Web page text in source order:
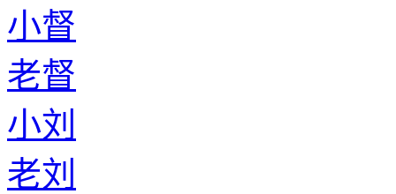
小督
老督
小刘
老刘